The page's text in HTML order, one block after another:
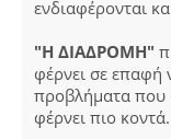
ενδιαφέρονται
"Η ΔΙΑΔΡΟΜΗ"
φέρνει σε επαφή
προβλήματα που
φέρνει πιο κοντά.